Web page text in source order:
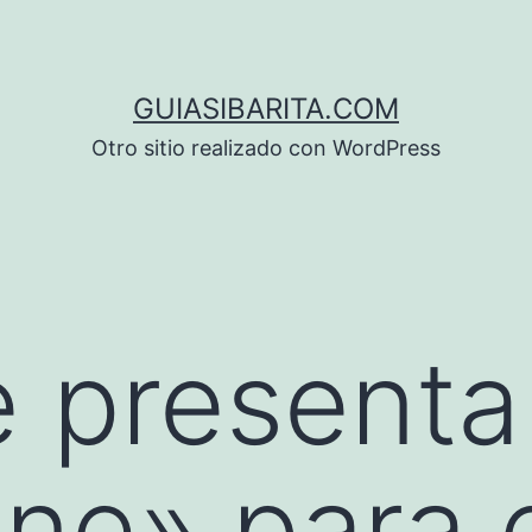
GUIASIBARITA.COM
Otro sitio realizado con WordPress
presenta